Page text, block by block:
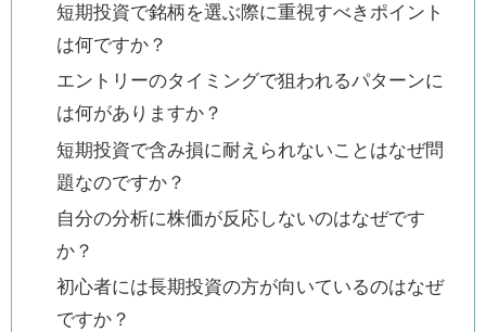
短期投資で銘柄を選ぶ際に重視すべきポイント
は何ですか？
エントリーのタイミングで狙われるパターンに
は何がありますか？
短期投資で含み損に耐えられないことはなぜ問
題なのですか？
自分の分析に株価が反応しないのはなぜです
か？
初心者には長期投資の方が向いているのはなぜ
ですか？